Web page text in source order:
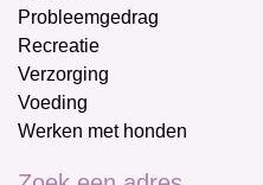
Probleemgedrag
Recreatie
Verzorging
Voeding
Werken met honden